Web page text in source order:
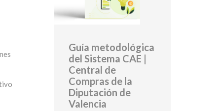
Guía metodológica
del Sistema CAE |
Central de
Compras de la
Diputación de
Valencia